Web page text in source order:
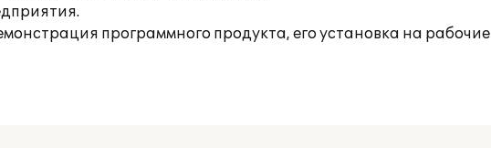
программного продукта, его установка на рабочие